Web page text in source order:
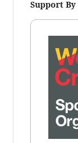
Support By